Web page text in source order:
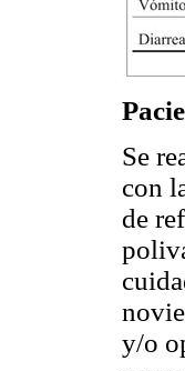
Se
con
de
y/o